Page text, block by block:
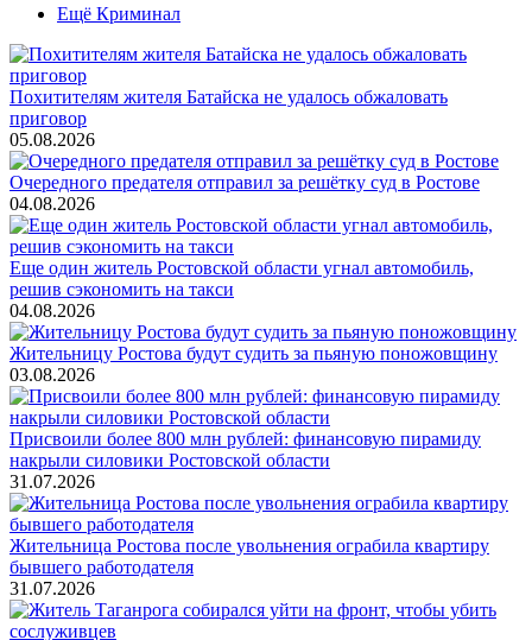
Ещё Криминал
Похитителям жителя Батайска не удалось обжаловать
приговор
05.08.2026
Очередного предателя отправил за решётку суд в Ростове
04.08.2026
Еще один житель Ростовской области угнал автомобиль,
решив сэкономить на такси
04.08.2026
Жительницу Ростова будут судить за пьяную поножовщину
03.08.2026
Присвоили более 800 млн рублей: финансовую пирамиду
накрыли силовики Ростовской области
31.07.2026
Жительница Ростова после увольнения ограбила квартиру
бывшего работодателя
31.07.2026